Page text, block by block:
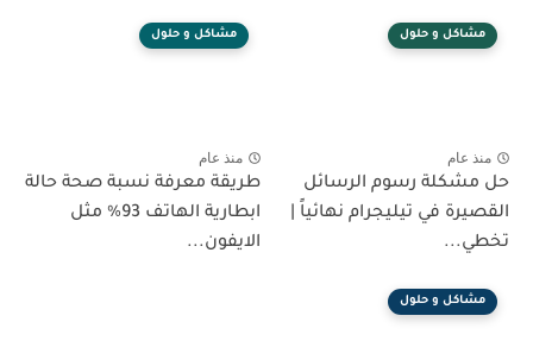
مشاكل و حلول
منذ عام
حل مشكلة رسوم الرسائل
القصيرة في تيليجرام نهائياً |
تخطي...
مشاكل و حلول
منذ عام
طريقة معرفة نسبة صحة حالة
ابطارية الهاتف 93% مثل
الايفون...
مشاكل و حلول